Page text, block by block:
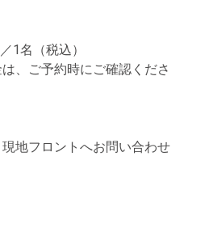
（税込）
、ご予約時にご確認くださ
地フロントへお問い合わせ